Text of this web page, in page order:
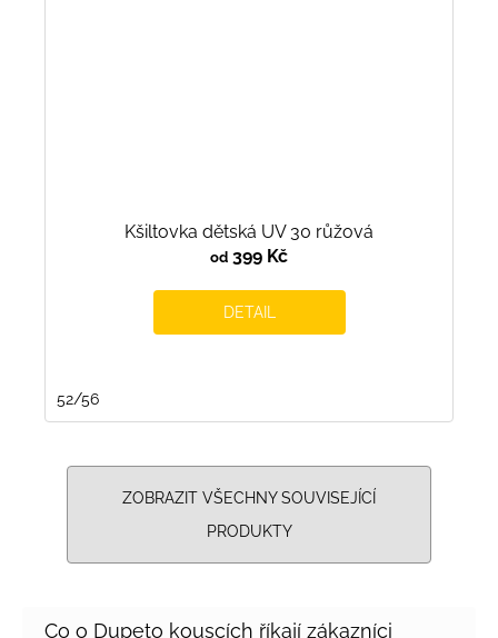
Kšiltovka dětská UV 30 růžová
od 399 Kč
DETAIL
52/56
ZOBRAZIT VŠECHNY SOUVISEJÍCÍ
PRODUKTY